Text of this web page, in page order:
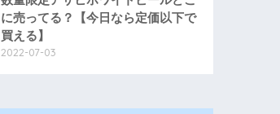
に売ってる？【今日なら定価以下で
買える】
2022-07-03